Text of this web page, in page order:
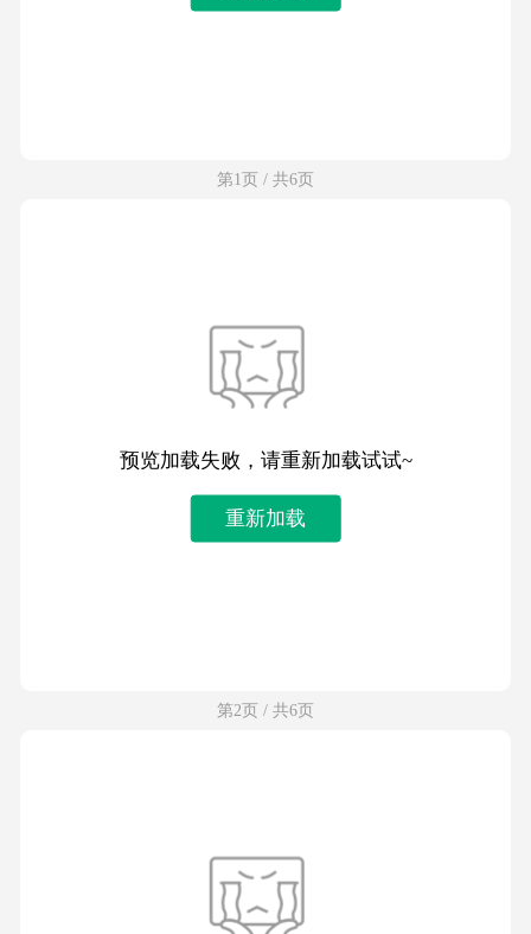
第1页 / 共6页
预览加载失败，请重新加载试试~
重新加载
第2页 / 共6页